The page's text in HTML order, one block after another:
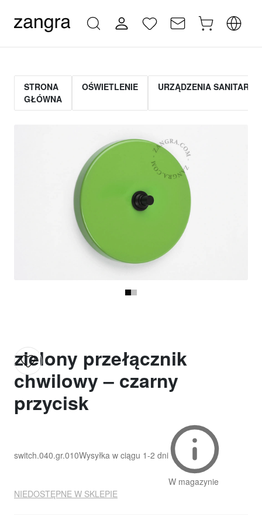
STRONA
GŁÓWNA
OŚWIETLENIE URZĄDZENIA SANITARNE
zielony przełącznik
chwilowy – czarny
przycisk
switch.040.gr.010Wysyłka w ciągu 1-2 dni
W magazynie
NIEDOSTĘPNE W SKLEPIE